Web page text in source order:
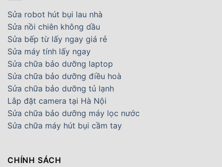
Sửa robot hút bụi lau nhà
Sửa nồi chiên không dầu
Sửa bếp từ lấy ngay giá rẻ
Sửa máy tính lấy ngay
Sửa chữa bảo dưỡng laptop
Sửa chữa bảo dưỡng điều hoà
Sửa chữa bảo dưỡng tủ lạnh
Lắp đặt camera tại Hà Nội
Sửa chữa bảo dưỡng máy lọc nước
Sửa chữa máy hút bụi cầm tay
CHÍNH SÁCH